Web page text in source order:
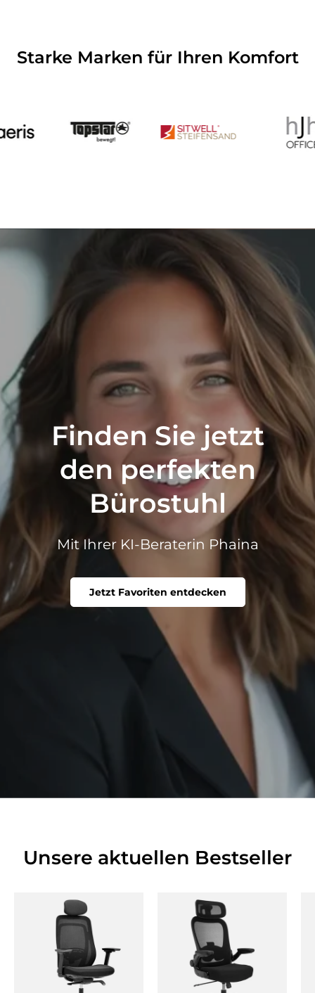
Starke Marken für Ihren Komfort
Finden Sie jetzt
den perfekten
Bürostuhl
Mit Ihrer KI-Beraterin Phaina
Jetzt Favoriten entdecken
Unsere aktuellen Bestseller